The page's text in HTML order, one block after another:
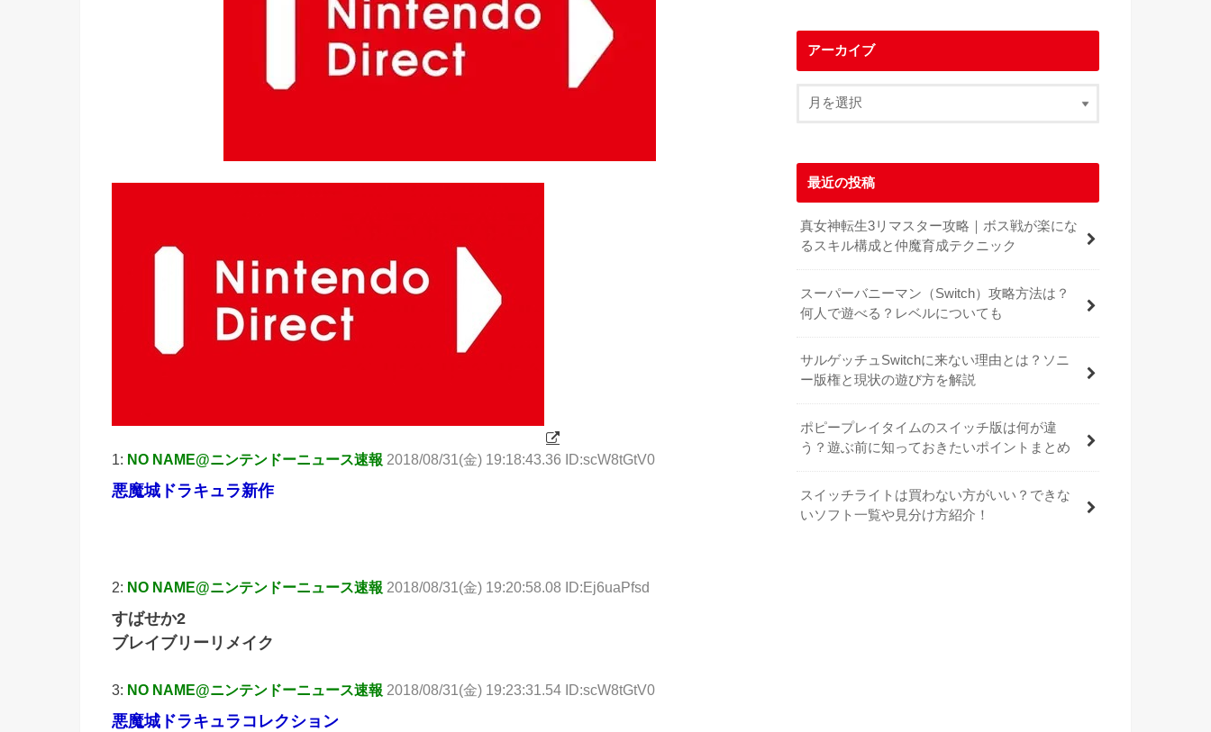
1: NO NAME@ニンテンドーニュース速報 2018/08/31(金) 19:18:43.36 ID:scW8tGtV0
悪魔城ドラキュラ新作
2: NO NAME@ニンテンドーニュース速報 2018/08/31(金) 19:20:58.08 ID:Ej6uaPfsd
すばせか2
ブレイブリーリメイク
3: NO NAME@ニンテンドーニュース速報 2018/08/31(金) 19:23:31.54 ID:scW8tGtV0
悪魔城ドラキュラコレクション
アーカイブ
最近の投稿
真女神転生3リマスター攻略｜ボス戦が楽にな
るスキル構成と仲魔育成テクニック
スーパーバニーマン（Switch）攻略方法は？
何人で遊べる？レベルについても
サルゲッチュSwitchに来ない理由とは？ソニ
ー版権と現状の遊び方を解説
ポピープレイタイムのスイッチ版は何が違
う？遊ぶ前に知っておきたいポイントまとめ
スイッチライトは買わない方がいい？できな
いソフト一覧や見分け方紹介！